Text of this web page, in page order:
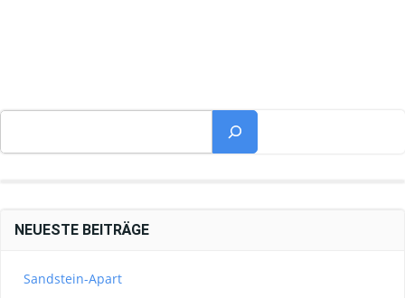
NEUESTE BEITRÄGE
Sandstein-Apart